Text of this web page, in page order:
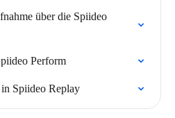
über die Spiideo
Perform
Spiideo Replay